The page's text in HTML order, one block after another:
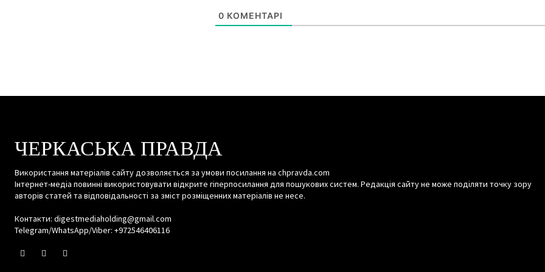
0 КОМЕНТАРІ
ЧЕРКАСЬКА ПРАВДА
Використання матеріалів сайту дозволяється за умови посилання на chpravda.com
Інтернет-медіа повинні використовувати відкрите гіперпосилання для пошукових систем. Редакція сайту не може поділяти точку зору
авторів статей та відповідальності за зміст розміщенних матеріалів не несе.
Контакти: digestmediaholding@gmail.com
Telegram/WhatsApp/Viber: +972546406116